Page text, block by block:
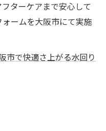
ターケアまで安心して
ームを大阪市にて実施
市で快適さ上がる水回り